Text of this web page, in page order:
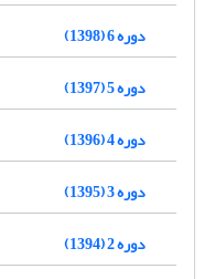
دوره 6 (1398)
دوره 5 (1397)
دوره 4 (1396)
دوره 3 (1395)
دوره 2 (1394)